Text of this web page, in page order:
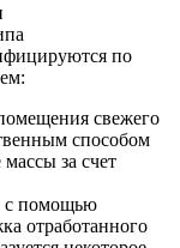
по
свежего
способом
за счет
с помощью
отработанного